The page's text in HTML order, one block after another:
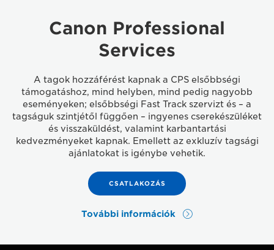
Canon Professional
Services
A tagok hozzáférést kapnak a CPS elsőbbségi
támogatáshoz, mind helyben, mind pedig nagyobb
eseményeken; elsőbbségi Fast Track szervizt és – a
tagságuk szintjétől függően – ingyenes cserekészüléket
és visszaküldést, valamint karbantartási
kedvezményeket kapnak. Emellett az exkluzív tagsági
ajánlatokat is igénybe vehetik.
CSATLAKOZÁS
További információk